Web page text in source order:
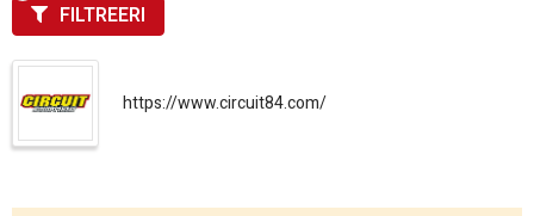
https://www.circuit84.com/
FILTREERI